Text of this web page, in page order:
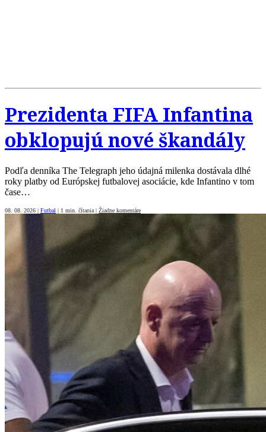
Prezidenta FIFA Infantina
obklopujú nové škandály
Podľa denníka The Telegraph jeho údajná milenka dostávala dlhé
roky platby od Európskej futbalovej asociácie, kde Infantino v tom
čase…
08. 08. 2026 | Futbal | 1 min. čítania | Žiadne komentáre